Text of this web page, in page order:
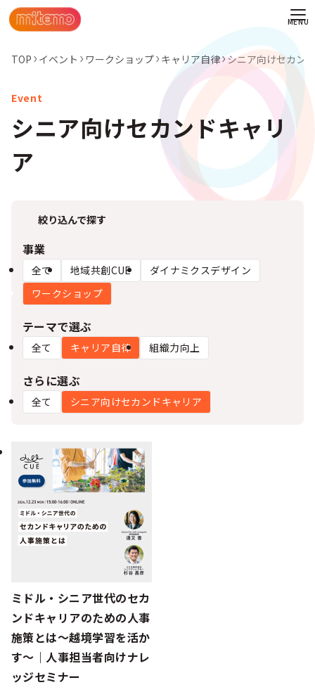
TOP イベント ワークショップ キャリア自律 シニア向けセカン
シニア向けセカンドキャリ
ア
絞り込んで探す
事業
全て 地域共創CUE
ダイナミクスデザイン
ワークショップ
テーマで選ぶ
全て キャリア自律 組織力向上
さらに選ぶ
全て シニア向けセカンドキャリア
ミドル・シニア世代のセカ
ンドキャリアのための人事
施策とは〜越境学習を活か
す〜｜人事担当者向けナレ
ッジセミナー